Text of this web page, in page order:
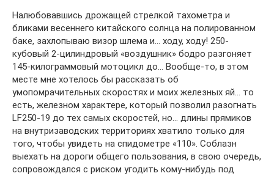
Налюбовавшись дрожащей стрелкой тахометра и
бликами весеннего китайского солнца на полированном
баке, захлопываю визор шлема и… ходу, ходу! 250-
кубовый 2-цилиндровый «воздушник» бодро разгоняет
145-килограммовый мотоцикл до… Вообще-то, в этом
месте мне хотелось бы рассказать об
умопомрачительных скоростях и моих железных яй… то
есть, железном характере, который позволил разогнать
LF250-19 до тех самых скоростей, но… длины прямиков
на внутризаводских территориях хватило только для
того, чтобы увидеть на спидометре «110». Соблазн
выехать на дороги общего пользования, в свою очередь,
сопровождался с риском угодить кому-нибудь под